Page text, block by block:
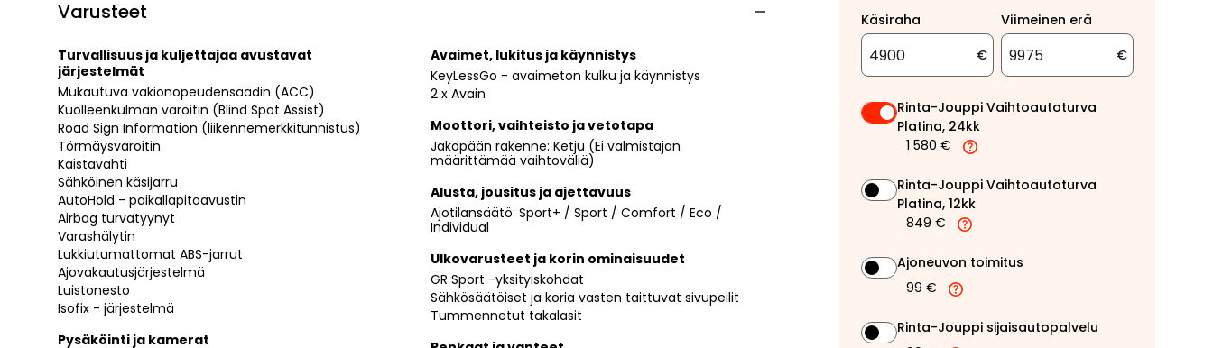
Varusteet
Turvallisuus ja kuljettajaa avustavat
järjestelmät
Mukautuva vakionopeudensäädin (ACC)
Kuolleenkulman varoitin (Blind Spot Assist)
Road Sign Information (liikennemerkkitunnistus)
Törmäysvaroitin
Kaistavahti
Sähköinen käsijarru
AutoHold - paikallapitoavustin
Airbag turvatyynyt
Varashälytin
Lukkiutumattomat ABS-jarrut
Ajovakautusjärjestelmä
Luistonesto
Isofix - järjestelmä
Pysäköinti ja kamerat
Avaimet, lukitus ja käynnistys
KeyLessGo - avaimeton kulku ja käynnistys
2 x Avain
Moottori, vaihteisto ja vetotapa
Jakopään rakenne: Ketju (Ei valmistajan
määrittämää vaihtoväliä)
Alusta, jousitus ja ajettavuus
Ajotilansäätö: Sport+ / Sport / Comfort / Eco /
Individual
Ulkovarusteet ja korin ominaisuudet
GR Sport -yksityiskohdat
Sähkösäätöiset ja koria vasten taittuvat sivupeilit
Tummennetut takalasit
Käsiraha
€
Viimeinen erä
€
Rinta-Jouppi Vaihtoautoturva
Platina, 24kk
1 580 €
Rinta-Jouppi Vaihtoautoturva
Platina, 12kk
849 €
Ajoneuvon toimitus
99 €
Rinta-Jouppi sijaisautopalvelu